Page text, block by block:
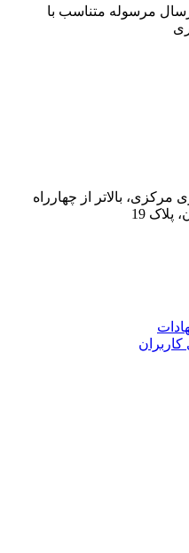
مرسوله متناسب با
مرکزی، بالاتر از چهارراه
19